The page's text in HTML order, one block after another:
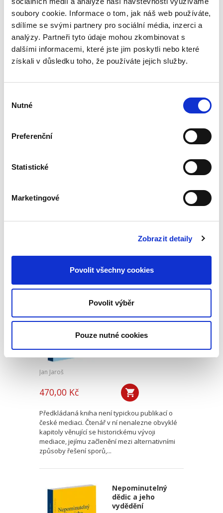
soubory cookie. Informace o tom, jak náš web používáte,
sdílíme se svými partnery pro sociální média, inzerci a
analýzy. Partneři tyto údaje mohou zkombinovat s
dalšími informacemi, které jste jim poskytli nebo které
získali v důsledku toho, že používáte jejich služby.
souhlasu
Nutné
Preferenční
Statistické
Marketingové
Zobrazit detaily
Povolit všechny cookies
Povolit výběr
Pouze nutné cookies
Téma procesního společenství představuje v
rámci civilního procesního práva oblast s
bohatou doktrinální tradicí, zejména pokud jde
o jeho podobu v nalézacím sporném řízení.
Naproti tomu jeho...
způsobené
Josef Bártů
ryzí teorii, v knize čtenář nalezne srozumitelná
Mediace. Ohlédnutí
po deseti letech
Jan Jaroš
470,00 Kč
Předkládaná kniha není typickou publikací o
české mediaci. Čtenář v ní nenalezne obvyklé
kapitoly věnující se historickému vývoji
mediace, jejímu začlenění mezi alternativními
způsoby řešení sporů,...
Nepominutelný
dědic a jeho
vydědění